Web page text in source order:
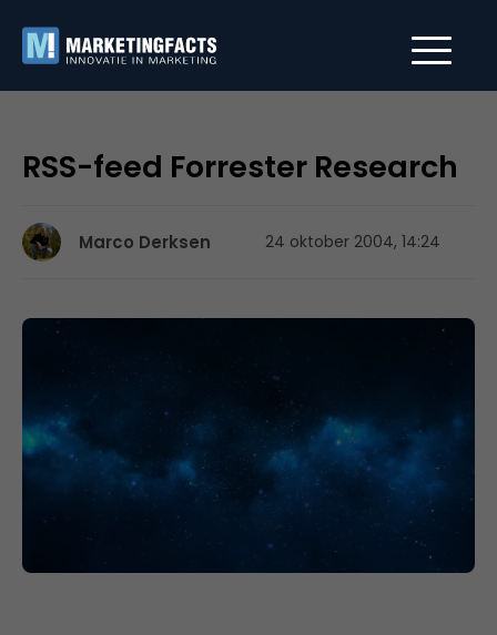
RSS-feed Forrester Research
Marco Derksen 24 oktober 2004, 14:24